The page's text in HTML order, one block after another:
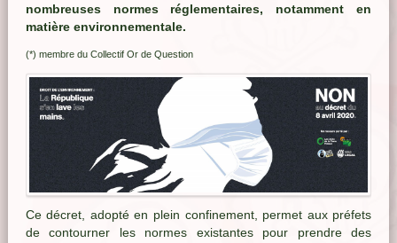
nombreuses normes réglementaires, notamment en
matière environnementale.
(*) membre du Collectif Or de Question
Ce décret, adopté en plein confinement, permet aux préfets
de contourner les normes existantes pour prendre des